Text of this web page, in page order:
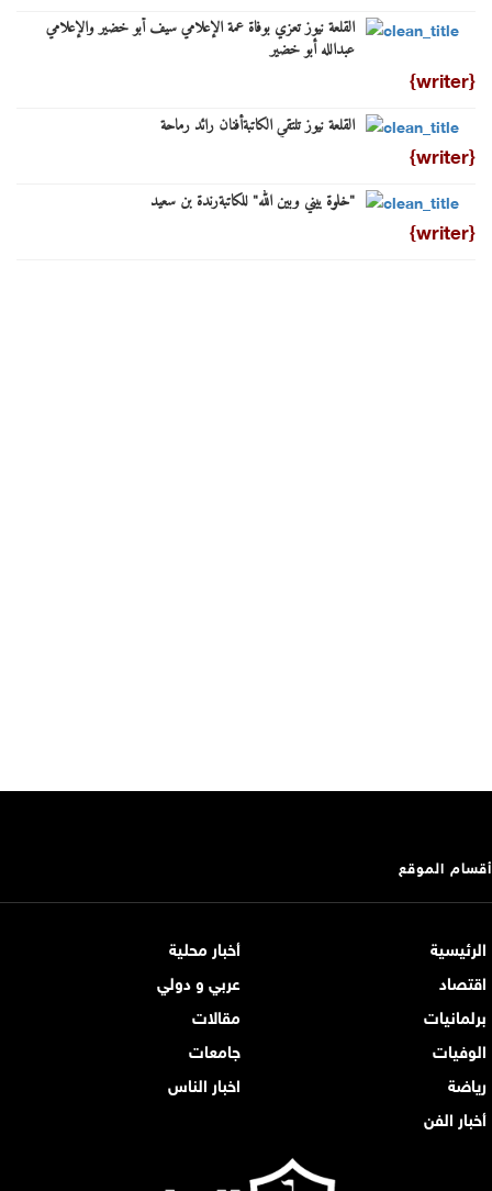
القلعة نيوز تعزي بوفاة عمة الإعلامي سيف أبو خضير والإعلامي
عبدالله أبو خضير
{writer}
القلعة نيوز تلتقي الكاتبةأفنان رائد رماحة
{writer}
"خلوة بيني وبين الله" ⁦للكاتبةرندة بن سعيد
{writer}
أقسام الموقع
الرئيسية
أخبار محلية
اقتصاد
عربي و دولي
برلمانيات
مقالات
الوفيات
جامعات
رياضة
اخبار الناس
أخبار الفن